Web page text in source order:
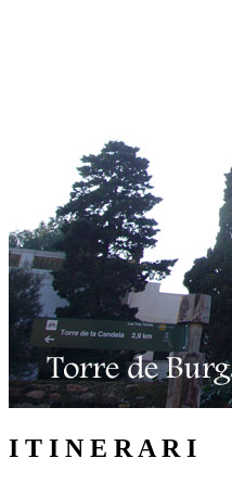
I T I N E R A R I